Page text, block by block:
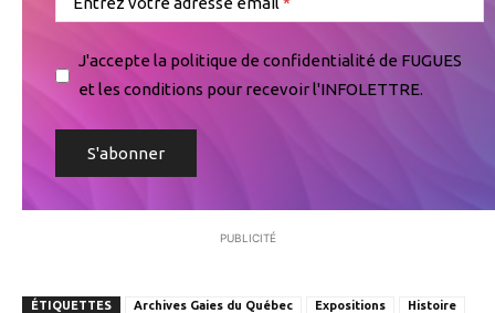
J'accepte la politique de confidentialité de FUGUES
et les conditions pour recevoir l'INFOLETTRE.
PUBLICITÉ
ÉTIQUETTES Archives Gaies du Québec Expositions Histoire